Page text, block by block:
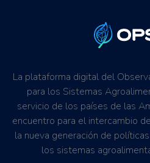
La plataforma digital del
para los Sistemas
servicio de los países de las
encuentro para el intercambio
la nueva generación de
los sistemas